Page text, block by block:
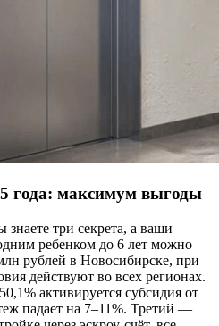
года: максимум выгоды
знаете три секрета, а ваши
ребенком до 6 лет можно
рублей в Новосибирске, при
действуют во всех регионах.
активируется субсидия от
падает на 7–11%. Третий —